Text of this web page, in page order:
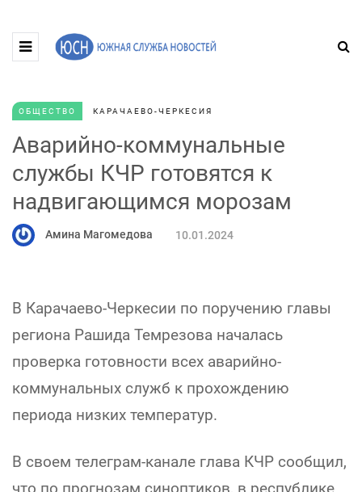
ОБЩЕСТВО КАРАЧАЕВО-ЧЕРКЕСИЯ
Аварийно-коммунальные
службы КЧР готовятся к
надвигающимся морозам
Амина Магомедова 10.01.2024
В Карачаево-Черкесии по поручению главы
региона Рашида Темрезова началась
проверка готовности всех аварийно-
коммунальных служб к прохождению
периода низких температур.
В своем телеграм-канале глава КЧР сообщил,